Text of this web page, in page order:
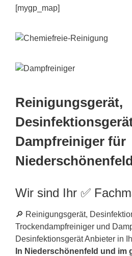
[mygp_map]
Reinigungsgerät,
Dampfreiniger für
Niederschönenfeld
Wir sind Ihr ✅
🔎 Reinigungsgerät,
Trockendampfreiniger und
Desinfektionsgerät Anbieter in
In Niederschönenfeld und im